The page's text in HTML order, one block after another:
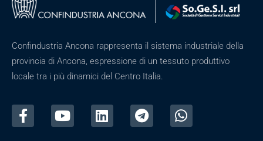
Confindustria Ancona rappresenta il sistema industriale della
provincia di Ancona, espressione di un tessuto produttivo
locale tra i più dinamici del Centro Italia.